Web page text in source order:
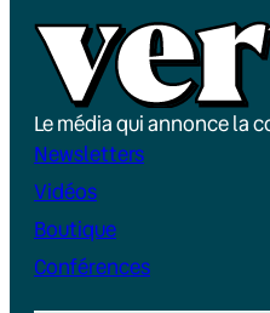
Le média qui annonce la
Newsletters
Vidéos
Boutique
Conférences